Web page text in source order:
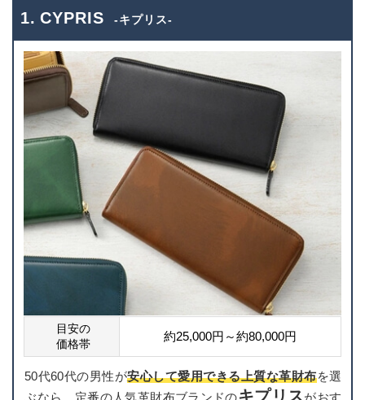
1. CYPRIS -キプリス-
目安の
価格帯
約25,000円～約80,000円
50代60代の男性が安心して愛用できる上質な革財布を選
キプリス